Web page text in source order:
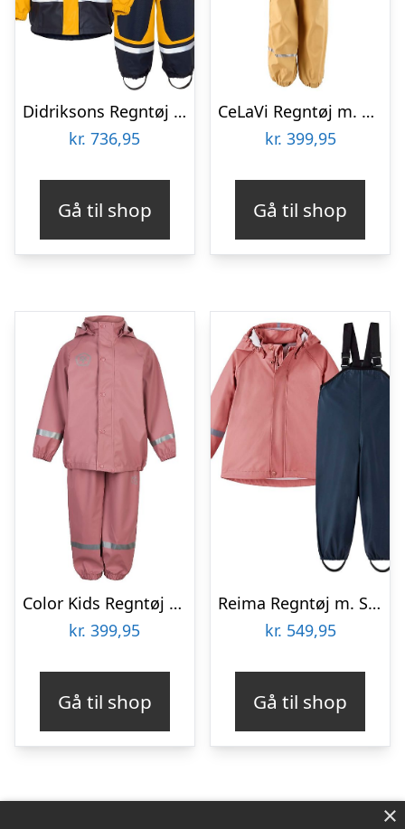
Didriksons Regntøj m. For – PU – Boardman – Oat Yellow
kr. 736,95
Gå til shop
CeLaVi Regntøj m. Seler – PU – Rattan
kr. 399,95
Gå til shop
Color Kids Regntøj m. Seler – PU – Old Rose
kr. 399,95
Gå til shop
Reima Regntøj m. Seler – Tihku – PU – Rose Blush
kr. 549,95
Gå til shop
×